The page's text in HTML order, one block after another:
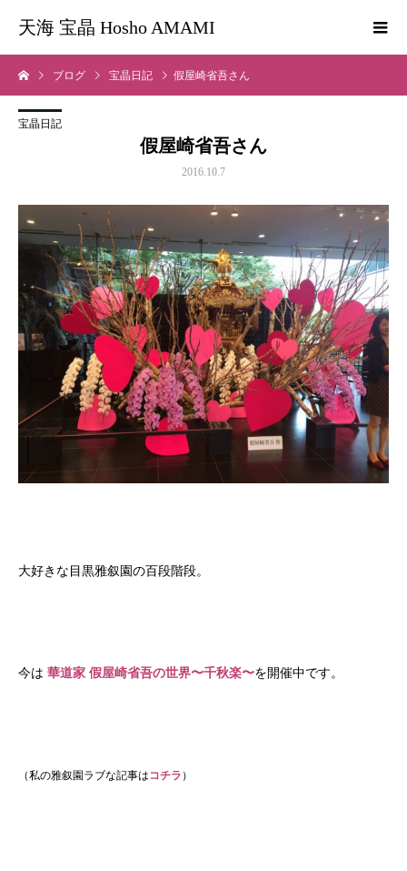
天海 宝晶 Hosho AMAMI
ブログ 宝晶日記 假屋崎省吾さん
宝晶日記
假屋崎省吾さん
2016.10.7
大好きな目黒雅叙園の百段階段。
今は 華道家 假屋崎省吾の世界〜千秋楽〜を開催中です。
（私の雅叙園ラブな記事はコチラ ）